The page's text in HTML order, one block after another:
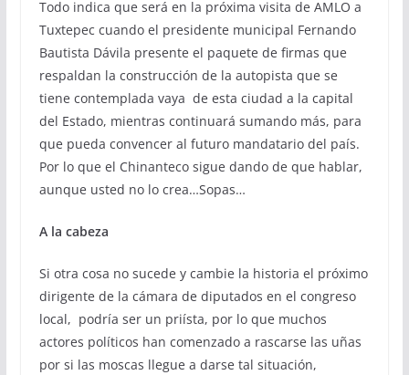
Todo indica que será en la próxima visita de AMLO a
Tuxtepec cuando el presidente municipal Fernando
Bautista Dávila presente el paquete de firmas que
respaldan la construcción de la autopista que se
tiene contemplada vaya de esta ciudad a la capital
del Estado, mientras continuará sumando más, para
que pueda convencer al futuro mandatario del país.
Por lo que el Chinanteco sigue dando de que hablar,
aunque usted no lo crea…Sopas…
A la cabeza
Si otra cosa no sucede y cambie la historia el próximo
dirigente de la cámara de diputados en el congreso
local, podría ser un priísta, por lo que muchos
actores políticos han comenzado a rascarse las uñas
por si las moscas llegue a darse tal situación,